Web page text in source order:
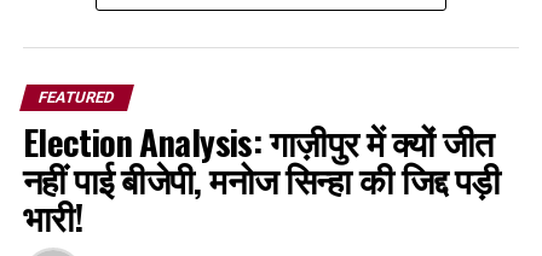
FEATURED
Election Analysis: गाज़ीपुर में क्यों जीत
नहीं पाई बीजेपी, मनोज सिन्हा की जिद्द पड़ी
भारी!